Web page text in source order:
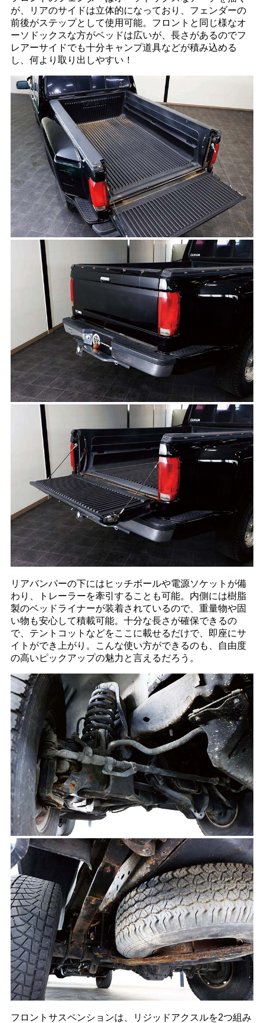
が、リアのサイドは立体的になっており、フェンダーの
前後がステップとして使用可能。フロントと同じ様なオ
ーソドックスな方がベッドは広いが、長さがあるのでフ
レアーサイドでも十分キャンプ道具などが積み込める
し、何より取り出しやすい！
リアバンパーの下にはヒッチボールや電源ソケットが備
わり、トレーラーを牽引することも可能。内側には樹脂
製のベッドライナーが装着されているので、重量物や固
い物も安心して積載可能。十分な長さが確保できるの
で、テントコットなどをここに載せるだけで、即座にサ
イトができ上がり。こんな使い方ができるのも、自由度
の高いピックアップの魅力と言えるだろう。
フロントサスペンションは、リジッドアクスルを2つ組み